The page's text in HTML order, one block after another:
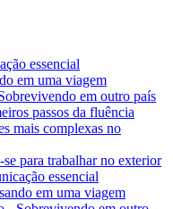
essencial
em uma viagem
em outro país
passos da fluência
mais complexas no
para trabalhar no exterior
essencial
em uma viagem